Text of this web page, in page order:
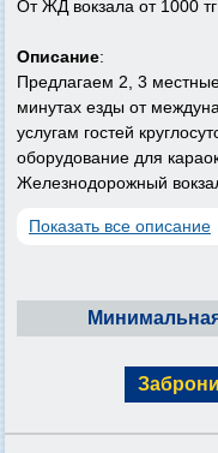
От ЖД вокзала от 1000
Описание:
Предлагаем 2, 3
минутах езды от
услугам гостей
оборудование для
Железнодорожный
Показать все описание